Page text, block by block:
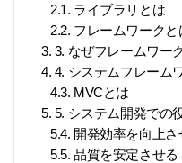
2.1. ライブラリとは
2.2. フレームワークと
3. 3. なぜフレームワー
4. 4. システムフレーム
4.3. MVCとは
5. 5. システム開発での
5.4. 開発効率を向上さ
5.5. 品質を安定させる